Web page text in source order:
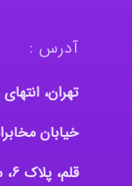
آدرس :
تهران،
خیابان
قلم، پلاک 6، ساختمان سرای نوآوری تهران غرب